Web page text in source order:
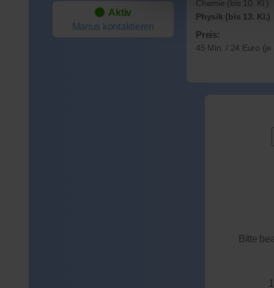
Aktiv
Marius kontaktieren
Chemie (bis 10. Kl.)
Physik (bis 13. Kl.)
Preis:
45 Min. / 24 Euro (je
Bitte